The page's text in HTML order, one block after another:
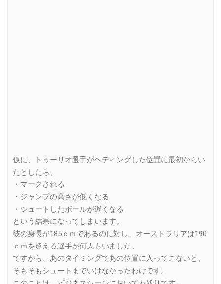
仮に、トゥーリオ選手がヘディングした位置に最初からい
たとしたら、
・マークされる
・ジャンプの高さが低くなる
・シュートしたボールが遅くなる
という結果になってしまいます。
彼の身長が185ｃｍであるのに対し、オーストラリアは190
ｃｍを超える選手が何人もいました。
ですから、あのタイミングであの位置に入ってこないと、
そもそもシュートまでいけなかったわけです。